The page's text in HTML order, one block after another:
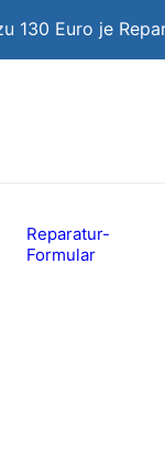
130 Euro je
Reparatur-
Formular